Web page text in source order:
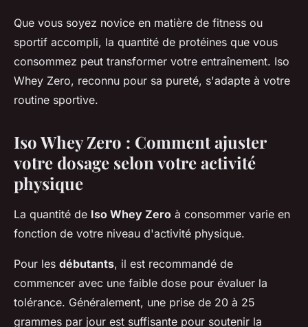
Les recommandations de
dosage pour iso whey zero
selon votre niveau d'activité
physique
Que vous soyez novice en matière de fitness ou
sportif accompli, la quantité de protéines que vous
consommez peut transformer votre entraînement. Iso
Whey Zero, reconnu pour sa pureté, s'adapte à votre
routine sportive.
Iso Whey Zero : Comment ajuster
votre dosage selon votre activité
physique
La quantité de Iso Whey Zero à consommer varie en
fonction de votre niveau d'activité physique.
Pour les débutants, il est recommandé de
commencer avec une faible dose pour évaluer la
tolérance. Généralement, une prise de 20 à 25
grammes par jour est suffisante pour soutenir la